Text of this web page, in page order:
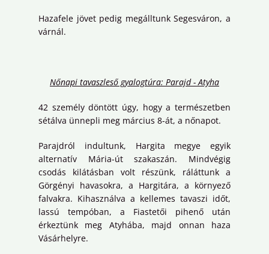
Hazafele jövet pedig megálltunk Segesváron, a
várnál.
Nőnapi tavaszleső gyalogtúra: Parajd - Atyha
42 személy döntött úgy, hogy a természetben
sétálva ünnepli meg március 8-át, a nőnapot.
Parajdról indultunk, Hargita megye egyik
alternatív Mária-út szakaszán. Mindvégig
csodás kilátásban volt részünk, ráláttunk a
Görgényi havasokra, a Hargitára, a környező
falvakra. Kihasználva a kellemes tavaszi időt,
lassú tempóban, a Fiastetői pihenő után
érkeztünk meg Atyhába, majd onnan haza
Vásárhelyre.